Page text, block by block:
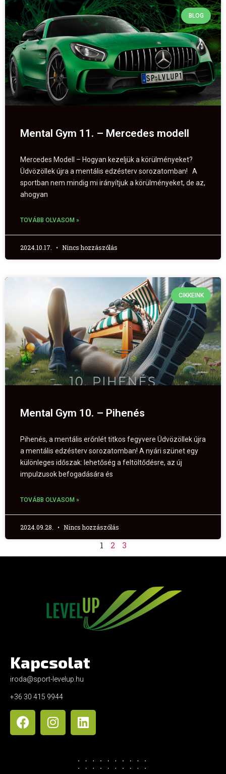
BLOG
Mental Gym 11. – Mercedes modell
Mercedes Modell – Hogyan kezeljük a körülményeket?
Üdvözöllek újra a mentális edzésterv sorozatomban! A
sportban nem mindig mi irányítjuk a körülményeket, de az,
ahogyan
TOVÁBB OLVASOM »
2024.10.17. Nincs hozzászólás
CIKKEINK
Mental Gym 10. – Pihenés
Pihenés, a mentális erőnlét titkos fegyvere Üdvözöllek újra
a mentális edzésterv sorozatomban! A nyári szünet egy
különleges időszak: lehetőség a feltöltődésre, az új
impulzusok befogadására és
TOVÁBB OLVASOM »
2024.09.28. Nincs hozzászólás
1 2 3
Kapcsolat
iroda@sport-levelup.hu
+36 30 415 9944